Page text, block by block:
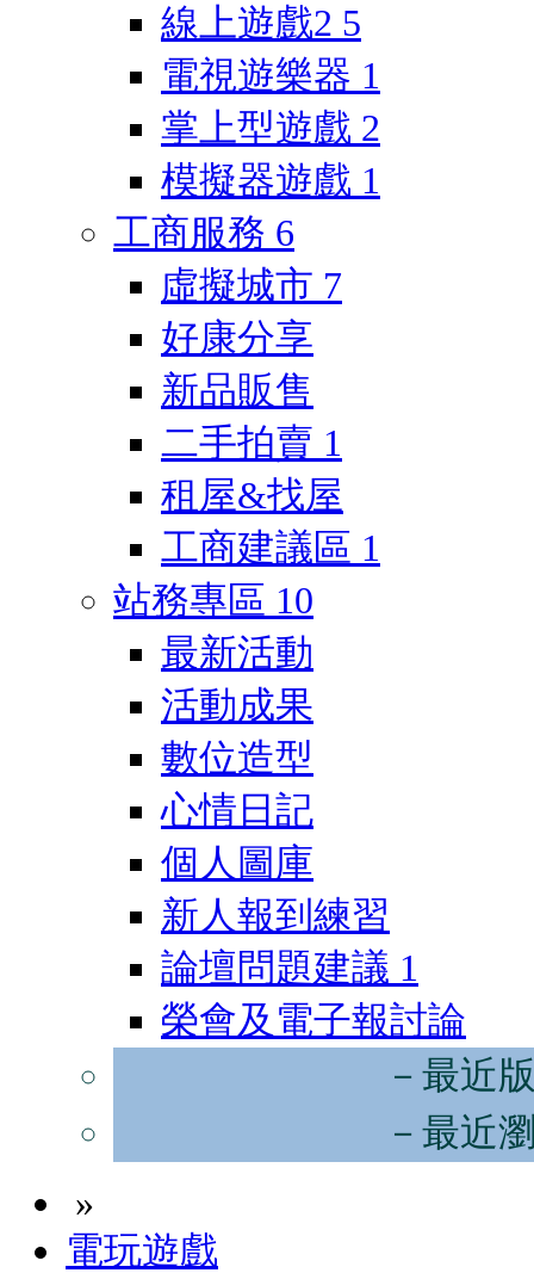
線上遊戲2 5
電視遊樂器 1
掌上型遊戲 2
模擬器遊戲 1
工商服務 6
虛擬城市 7
好康分享
新品販售
二手拍賣 1
租屋&找屋
工商建議區 1
站務專區 10
最新活動
活動成果
數位造型
心情日記
個人圖庫
新人報到練習
論壇問題建議 1
榮會及電子報討論
－最近
－最近
»
電玩遊戲